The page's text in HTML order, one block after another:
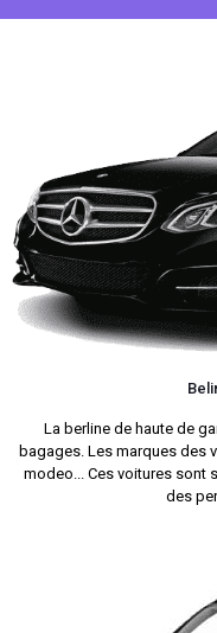
La berline de haute de
bagages. Les marques des
modeo... Ces voitures sont
des